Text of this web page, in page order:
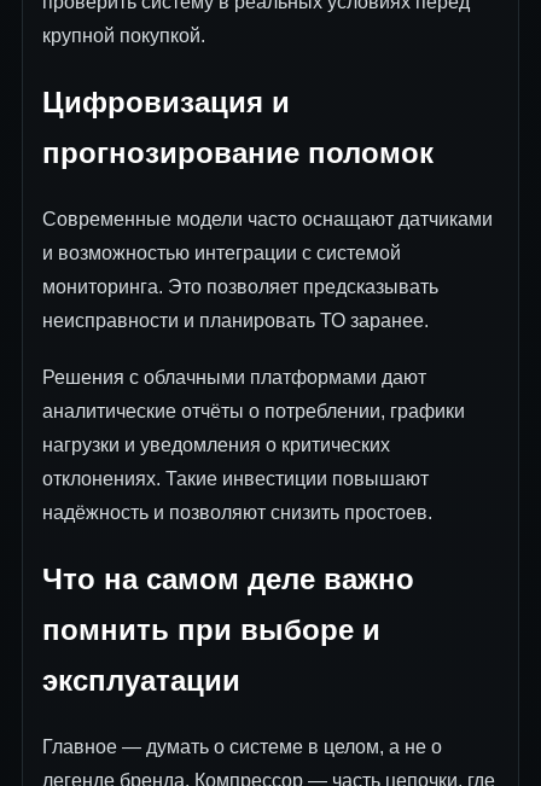
крупной покупкой.
Цифровизация и
прогнозирование поломок
Современные модели часто оснащают датчиками
и возможностью интеграции с системой
мониторинга. Это позволяет предсказывать
неисправности и планировать ТО заранее.
Решения с облачными платформами дают
аналитические отчёты о потреблении, графики
нагрузки и уведомления о критических
отклонениях. Такие инвестиции повышают
надёжность и позволяют снизить простоев.
Что на самом деле важно
помнить при выборе и
эксплуатации
Главное — думать о системе в целом, а не о
легенде бренда. Компрессор — часть цепочки, где